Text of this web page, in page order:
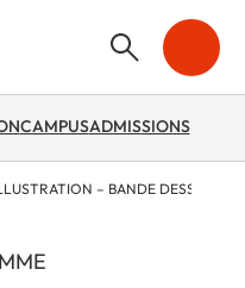
CAMPUSADMISSIONS
– BANDE DESSINÉE